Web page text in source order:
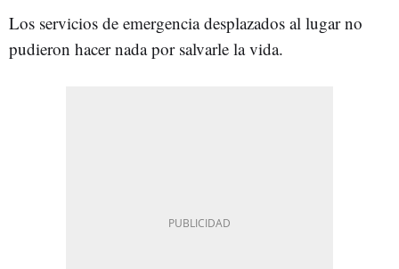
Los servicios de emergencia desplazados al lugar no
pudieron hacer nada por salvarle la vida.